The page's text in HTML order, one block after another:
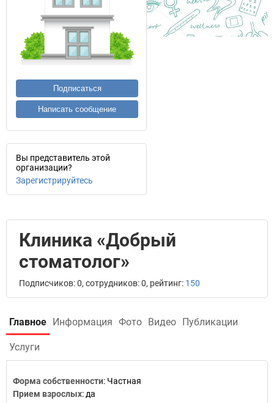
Подписаться
Написать сообщение
Вы представитель этой
организации?
Зарегистрируйтесь
Клиника «Добрый
стоматолог»
Подписчиков: 0, сотрудников: 0, рейтинг: 150
Главное Информация Фото Видео Публикации
Услуги
Форма собственности: Частная
Прием взрослых: да